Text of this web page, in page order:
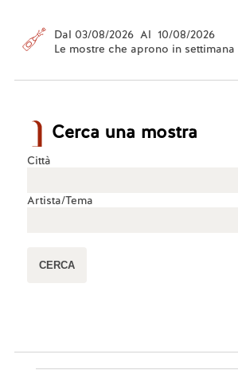
Dal 03/08/2026 Al 10/08/2026
Le mostre che aprono in settimana
Cerca una mostra
Città
Artista/Tema